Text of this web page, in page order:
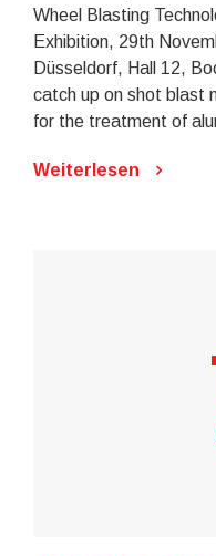
Wheel Blasting
Exhibition, 29th
Düsseldorf, Hall 12,
catch up on shot blast
for the treatment of
Weiterlesen